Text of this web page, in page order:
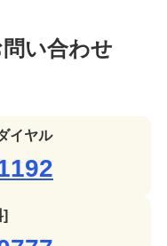
い合わせ
イヤル
]